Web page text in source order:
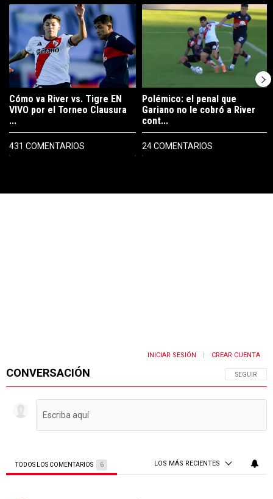
Un artículo de tendencia con el título "Cómo va River vs. Tigre EN
Cómo va River vs. Tigre EN
VIVO por el Torneo Clausura
...
431 COMENTARIOS
Un artículo de tendencia con el
Polémico: el penal que
Gariano no le cobró a River
cont...
24 COMENTARIOS
CONVERSACIÓN SIGA ESTA
SEGUIR
INICIAR SESIÓN CREAR CUENTA
TODOS LOS COMENTARIOS 6 LOS MÁS RECIENTES